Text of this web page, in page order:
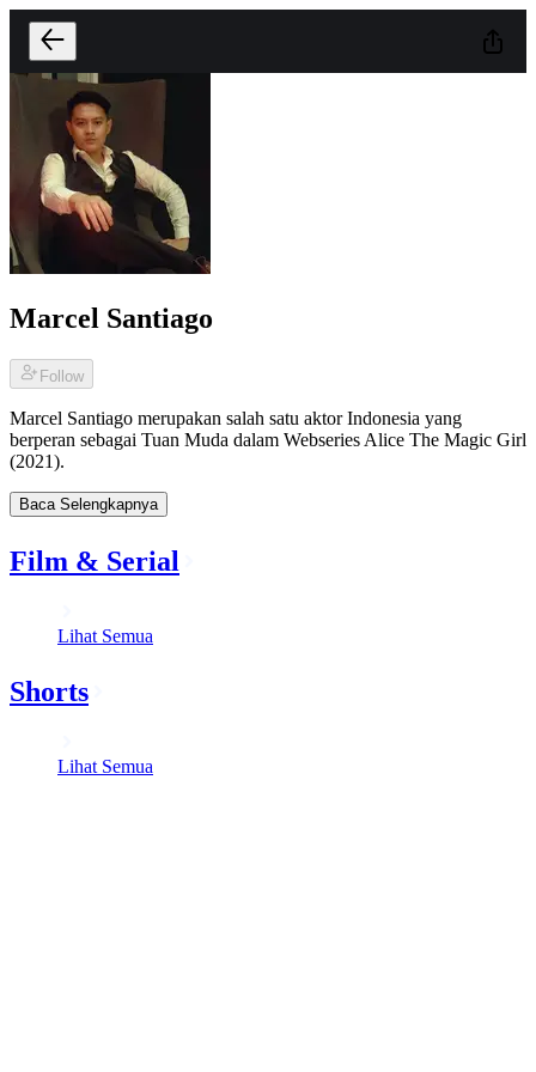
Marcel Santiago
Follow
Marcel Santiago merupakan salah satu aktor Indonesia yang
berperan sebagai Tuan Muda dalam Webseries Alice The Magic Girl
(2021).
Baca Selengkapnya
Film & Serial
Lihat Semua
Shorts
Lihat Semua